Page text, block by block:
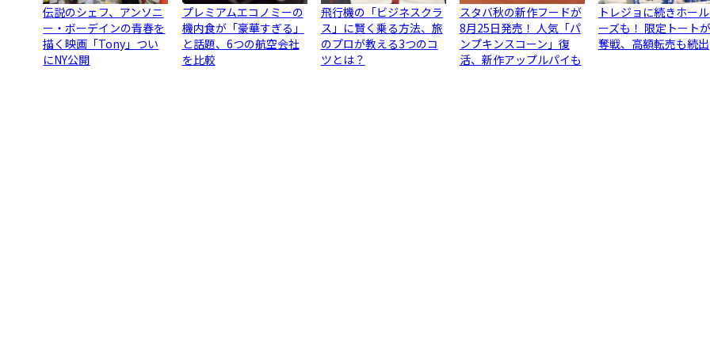
伝説のシェフ、アンソニ
ー・ボーデインの青春を
描く映画「Tony」つい
にNY公開
プレミアムエコノミーの
機内食が「豪華すぎる」
と話題、6つの航空会社
を比較
飛行機の「ビジネスクラ
ス」に賢く乗る方法、旅
のプロが教える3つのコ
ツとは？
スタバ秋の新作フードが
8月25日発売！ 人気「パ
ンプキンスコーン」復
活、新作アップルパイも
トレジョに続きホー
ーズも！ 限定トート
奪戦、高額転売も続出